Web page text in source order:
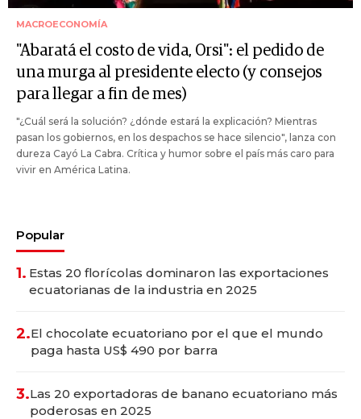
MACROECONOMÍA
"Abaratá el costo de vida, Orsi": el pedido de
una murga al presidente electo (y consejos
para llegar a fin de mes)
"¿Cuál será la solución? ¿dónde estará la explicación? Mientras
pasan los gobiernos, en los despachos se hace silencio", lanza con
dureza Cayó La Cabra. Crítica y humor sobre el país más caro para
vivir en América Latina.
Popular
1. Estas 20 florícolas dominaron las exportaciones
ecuatorianas de la industria en 2025
2.El chocolate ecuatoriano por el que el mundo
paga hasta US$ 490 por barra
3.Las 20 exportadoras de banano ecuatoriano más
poderosas en 2025